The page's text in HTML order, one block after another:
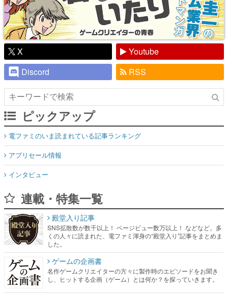
X
Youtube
Discord
RSS
ピックアップ
電ファミのいま読まれている記事ランキング
アプリセール情報
インタビュー
連載・特集一覧
殿堂入り記事
SNS拡散数が数千以上！ ページビュー数万以上！ などなど。多
くの人々に読まれた、電ファミ渾身の“殿堂入り”記事をまとめま
した。
ゲームの企画書
名作ゲームクリエイターの方々に製作時のエピソードをお聞き
し、ヒットする企画（ゲーム）とは何か？を探っていきます。